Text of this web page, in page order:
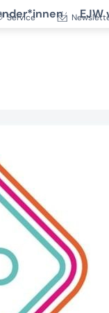
Service EJW